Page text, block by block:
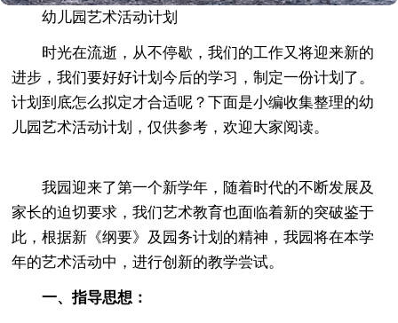
幼儿园艺术活动计划
时光在流逝，从不停歇，我们的工作又将迎来新的
进步，我们要好好计划今后的学习，制定一份计划了。
计划到底怎么拟定才合适呢？下面是小编收集整理的幼
儿园艺术活动计划，仅供参考，欢迎大家阅读。
我园迎来了第一个新学年，随着时代的不断发展及
家长的迫切要求，我们艺术教育也面临着新的突破鉴于
此，根据新《纲要》及园务计划的精神，我园将在本学
年的艺术活动中，进行创新的教学尝试。
一、指导思想：